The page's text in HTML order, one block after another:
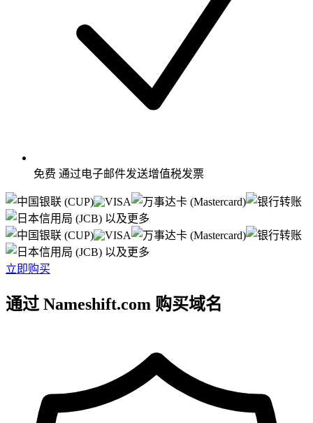
免费 通过电子邮件发送增值税发票
以及更多
以及更多
立即购买
通过 Nameshift.com 购买域名